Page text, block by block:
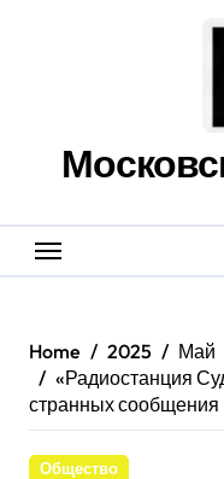
Home 2025 Май
«Радиостанция
странных сообщения
Общество